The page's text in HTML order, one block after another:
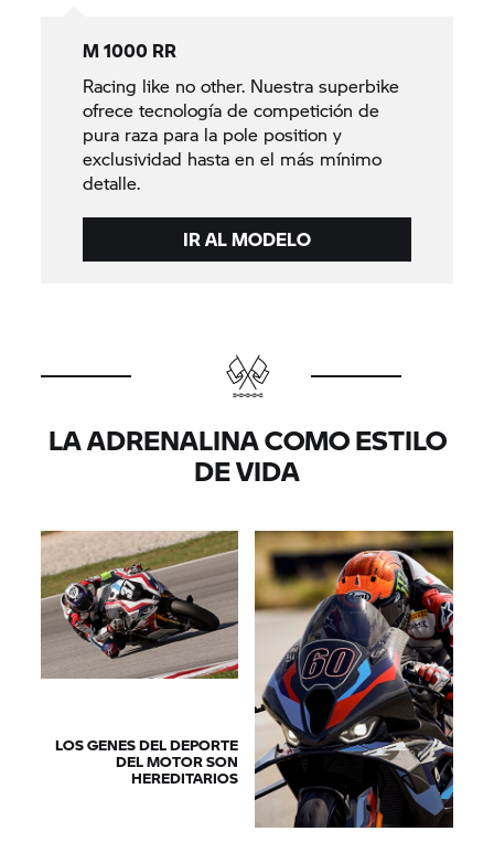
M 1000 RR
Racing like no other. Nuestra superbike
ofrece tecnología de competición de
pura raza para la pole position y
exclusividad hasta en el más mínimo
detalle.
IR AL MODELO
LA ADRENALINA COMO ESTILO
DE VIDA
LOS GENES DEL DEPORTE
DEL MOTOR SON
HEREDITARIOS